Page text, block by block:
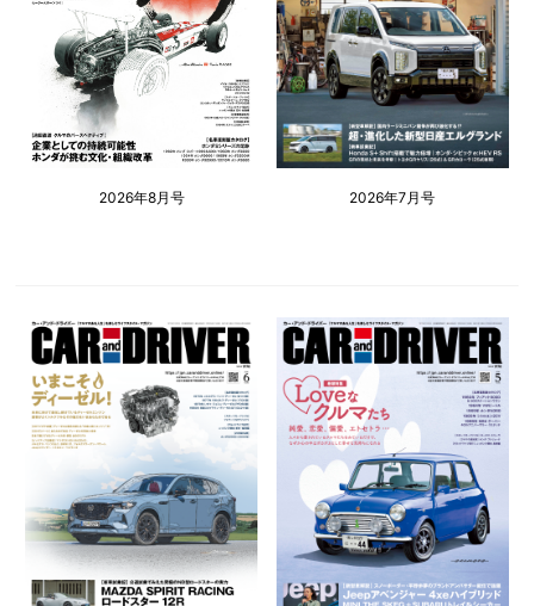
2026年8月号 2026年7月号